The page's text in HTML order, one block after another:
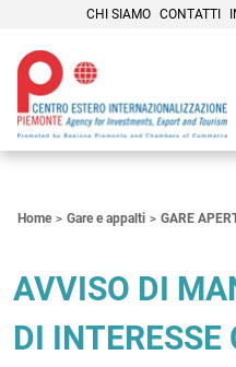
CHI SIAMO CONTATTI
Home Gare e appalti GARE
AVVISO DI
DI